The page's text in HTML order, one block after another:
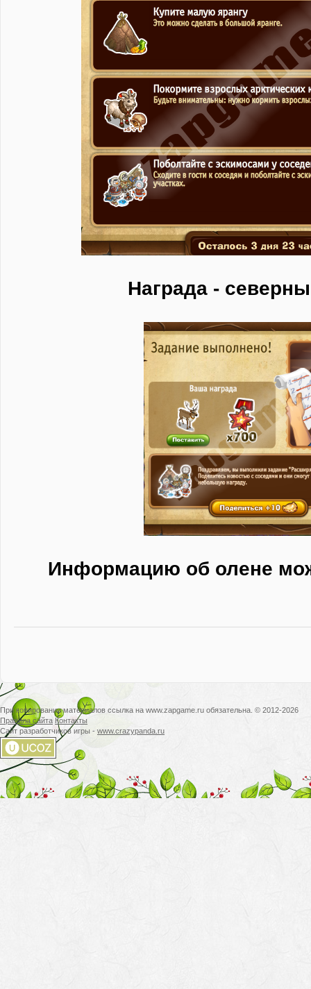
Награда -
Информацию об олене
При копировании материалов ссылка на www.zapgame.ru обязательна. © 2012-2026
Правила сайта Контакты
Сайт разработчиков игры - www.crazypanda.ru